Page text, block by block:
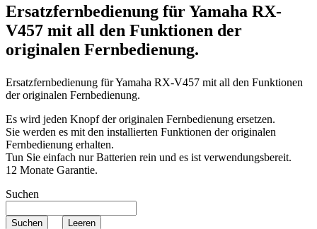
Ersatzfernbedienung fürYamaha RX-
V457 mit all den Funktionen der
originalen Fernbedienung.
Ersatzfernbedienung fürYamaha RX-V457 mit all den Funktionen
der originalen Fernbedienung.
Es wird jeden Knopf der originalen Fernbedienung ersetzen.
Sie werden es mit den installierten Funktionen der originalen
Fernbedienung erhalten.
Tun Sie einfach nur Batterien rein und es ist verwendungsbereit.
12 Monate Garantie.
Suchen